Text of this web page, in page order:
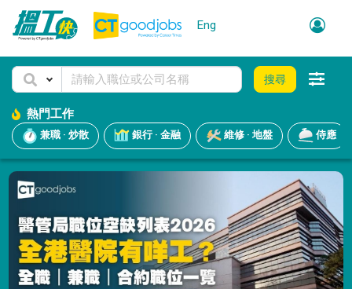
Eng
搜尋
熱門工作
兼職 · 炒散 銀行 · 金融 維修 · 地盤 侍應